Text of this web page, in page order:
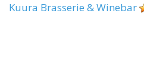
Kuura Brasserie & Winebar